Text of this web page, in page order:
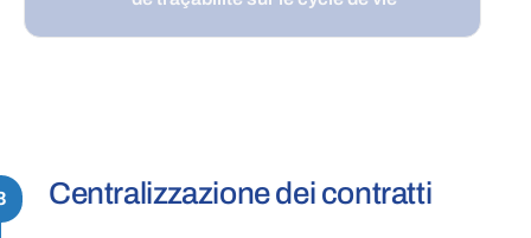
Centralizzazione dei contratti